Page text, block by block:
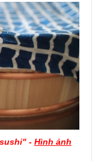
- Hình ảnh